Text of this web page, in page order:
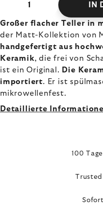
IN
Großer flacher Teller in
der Matt-Kollektion von
handgefertigt aus
Keramik, die frei von
ist ein Original. Die
importiert. Er ist
mikrowellenfest.
Detaillierte
100